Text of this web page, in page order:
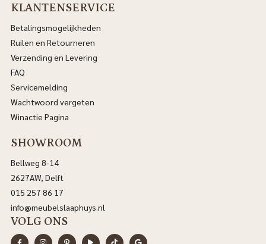
KLANTENSERVICE
Betalingsmogelijkheden
Ruilen en Retourneren
Verzending en Levering
FAQ
Servicemelding
Wachtwoord vergeten
Winactie Pagina
SHOWROOM
Bellweg 8-14
2627AW, Delft
015 257 86 17
info@meubelslaaphuys.nl
VOLG ONS